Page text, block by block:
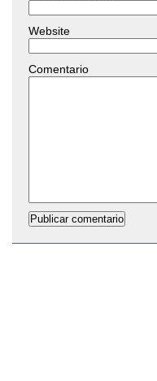
Website
Comentario